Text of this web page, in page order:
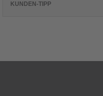
KUNDEN-TIPP